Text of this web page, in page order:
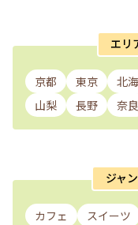
エリ
京都 東京 北
山梨
長野 奈良
ジャ
カフェ スイーツ